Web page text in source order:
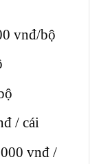
vnđ/bộ
/ cái
vnđ /